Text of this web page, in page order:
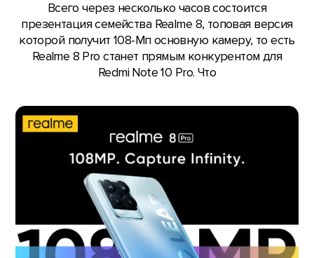
Всего через несколько часов состоится
презентация семейства Realme 8, топовая версия
которой получит 108-Мп основную камеру, то есть
Realme 8 Pro станет прямым конкурентом для
Redmi Note 10 Pro. Что